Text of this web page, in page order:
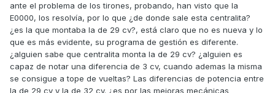
ante el problema de los tirones, probando, han visto que la
E0000, los resolvía, por lo que ¿de donde sale esta centralita?
¿es la que montaba la de 29 cv?, está claro que no es nueva y lo
que es más evidente, su programa de gestión es diferente.
¿alguien sabe que centralita monta la de 29 cv? ¿alguien es
capaz de notar una diferencia de 3 cv, cuando ademas la misma
se consigue a tope de vueltas? Las diferencias de potencia entre
la de 29 cv y la de 32 cv. ¿es por las mejoras mecánicas